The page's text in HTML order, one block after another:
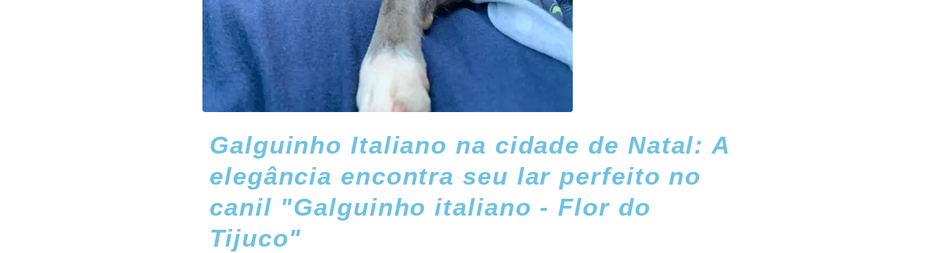
Galguinho Italiano na cidade de Natal: A
elegância encontra seu lar perfeito no
canil "Galguinho italiano - Flor do
Tijuco"